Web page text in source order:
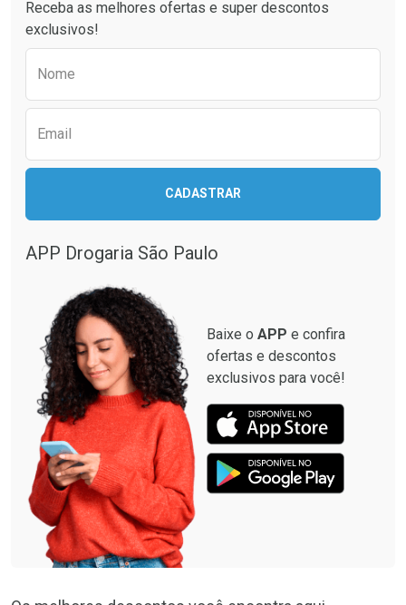
Comprar sem Desconto
Comprar sem Desconto
Comprar sem Desconto
Comprar sem Desconto
Receba as melhores ofertas e super descontos
exclusivos!
Nome
Email
CADASTRAR
APP Drogaria São Paulo
Baixe o APP e confira
ofertas e descontos
exclusivos para você!